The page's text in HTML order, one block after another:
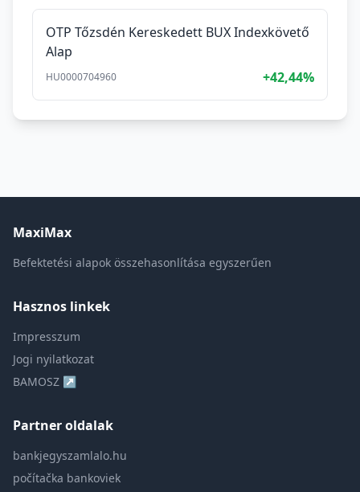
OTP Tőzsdén Kereskedett BUX Indexkövető
Alap
HU0000704960 +42,44%
MaxiMax
Befektetési alapok összehasonlítása egyszerűen
Hasznos linkek
Impresszum
Jogi nyilatkozat
BAMOSZ ↗
Partner oldalak
bankjegyszamlalo.hu
počítačka bankoviek